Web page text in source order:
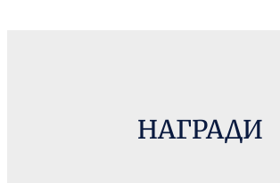
НАГРАДИ